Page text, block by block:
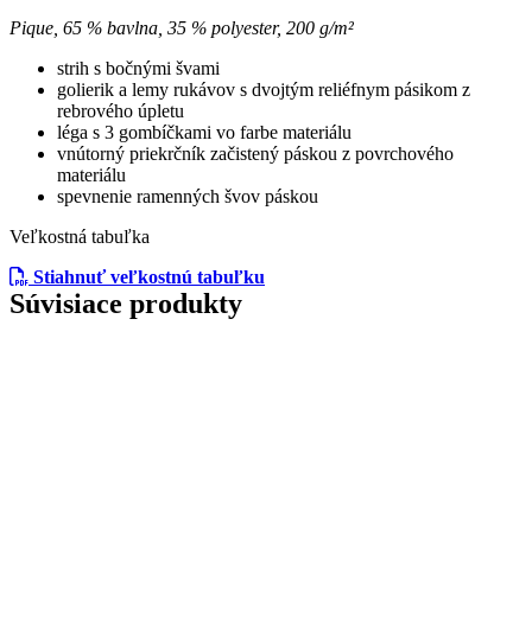
Pique, 65 % bavlna, 35 % polyester, 200 g/m²
strih s bočnými švami
golierik a lemy rukávov s dvojtým reliéfnym pásikom z
rebrového úpletu
léga s 3 gombíčkami vo farbe materiálu
vnútorný priekrčník začistený páskou z povrchového
materiálu
spevnenie ramenných švov páskou
Veľkostná tabuľka
Stiahnuť veľkostnú tabuľku
Súvisiace produkty